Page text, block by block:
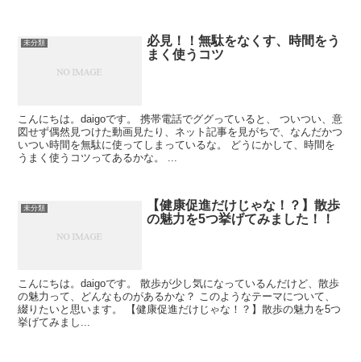
未分類
必見！！無駄をなくす、時間をう
まく使うコツ
こんにちは。daigoです。 携帯電話でググっていると、 ついつい、意
図せず偶然見つけた動画見たり、ネット記事を見がちで、なんだかつ
いつい時間を無駄に使ってしまっているな。 どうにかして、時間を
うまく使うコツってあるかな。 ...
未分類
【健康促進だけじゃな！？】散歩
の魅力を5つ挙げてみました！！
こんにちは。daigoです。 散歩が少し気になっているんだけど、散歩
の魅力って、どんなものがあるかな？ このようなテーマについて、
綴りたいと思います。 【健康促進だけじゃな！？】散歩の魅力を5つ
挙げてみまし...